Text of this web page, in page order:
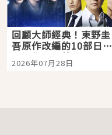
回顧大師經典！東野圭
吾原作改編的10部日本
影視作品推薦
2026年07月28日